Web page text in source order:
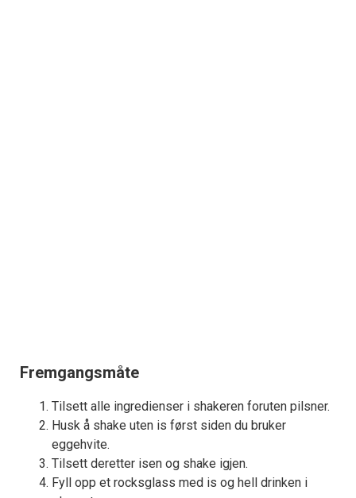
Fremgangsmåte
Tilsett alle ingredienser i shakeren foruten pilsner.
Husk å shake uten is først siden du bruker
eggehvite.
Tilsett deretter isen og shake igjen.
Fyll opp et rocksglass med is og hell drinken i